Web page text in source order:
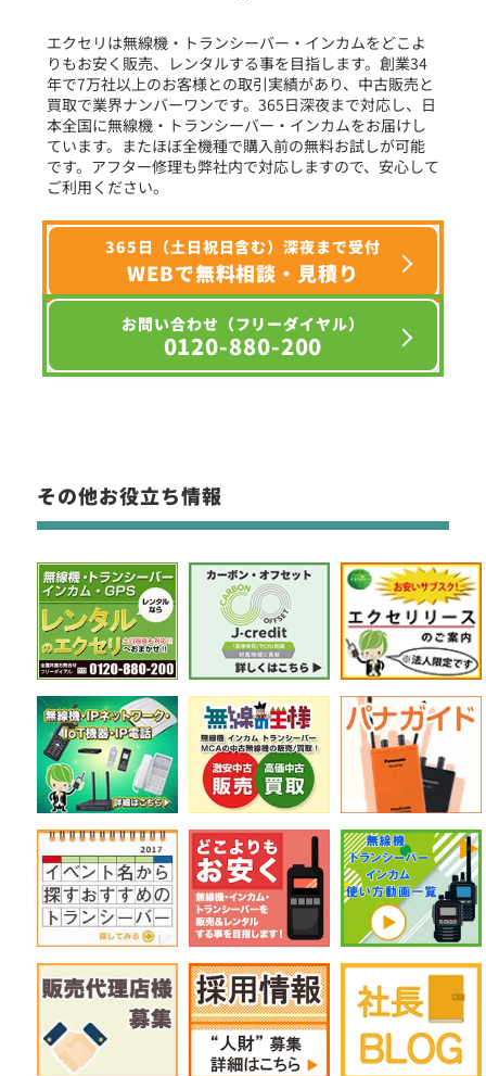
フリーワード入力(製品名等)
選択条件をリセット
エクセリは無線機・トランシーバー・インカムをどこよ
りもお安く販売、レンタルする事を目指します。創業34
年で7万社以上のお客様との取引実績があり、中古販売と
買取で業界ナンバーワンです。365日深夜まで対応し、日
本全国に無線機・トランシーバー・インカムをお届けし
ています。またほぼ全機種で購入前の無料お試しが可能
です。アフター修理も弊社内で対応しますので、安心して
ご利用ください。
365日（土日祝日含む）深夜まで受付
WEBで無料相談・見積り
お問い合わせ（フリーダイヤル）
0120-880-200
その他お役立ち情報